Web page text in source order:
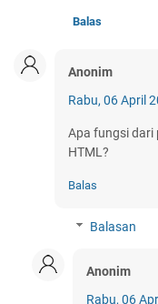
Balas
Anonim
Rabu, 06 April
Apa fungsi dari
HTML?
Balas
Balasan
Anonim
Rabu, 06